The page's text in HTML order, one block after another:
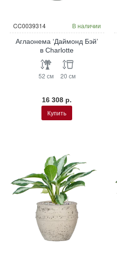
CC0039314 В наличии
Аглаонема ‘Даймонд Бэй’
в Charlotte
52 см 20 см
16 308 р.
Купить